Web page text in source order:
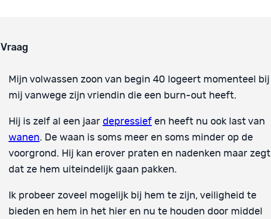
Vraag
Mijn volwassen zoon van begin 40 logeert momenteel bij
mij vanwege zijn vriendin die een burn-out heeft.
Hij is zelf al een jaar depressief en heeft nu ook last van
wanen. De waan is soms meer en soms minder op de
voorgrond. Hij kan erover praten en nadenken maar zegt
dat ze hem uiteindelijk gaan pakken.
Ik probeer zoveel mogelijk bij hem te zijn, veiligheid te
bieden en hem in het hier en nu te houden door middel